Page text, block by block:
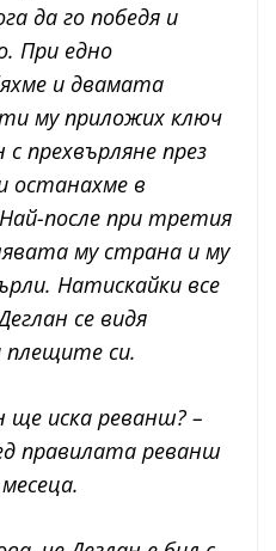
да го победя и
При едно
и двамата
му приложих ключ
прехвърляне през
останахме в
после при третия
му страна и му
Натискайки все
се видя
плещите си.
ще иска реванш? –
правилата реванш